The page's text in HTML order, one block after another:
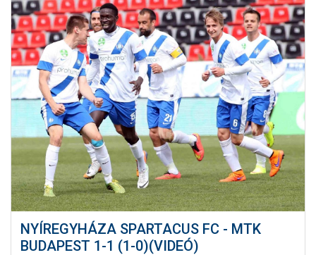
NYÍREGYHÁZA SPARTACUS FC - MTK
BUDAPEST 1-1 (1-0)(VIDEÓ)